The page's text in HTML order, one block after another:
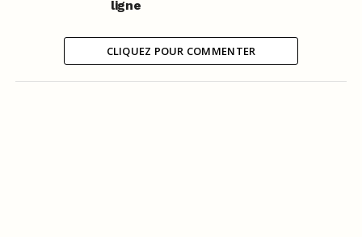
ligne
CLIQUEZ POUR COMMENTER